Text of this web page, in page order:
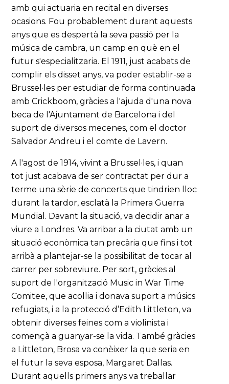
amb qui actuaria en recital en diverses
ocasions. Fou probablement durant aquests
anys que es despertà la seva passió per la
música de cambra, un camp en què en el
futur s'especialitzaria. El 1911, just acabats de
complir els disset anys, va poder establir-se a
Brussel·les per estudiar de forma continuada
amb Crickboom, gràcies a l'ajuda d'una nova
beca de l'Ajuntament de Barcelona i del
suport de diversos mecenes, com el doctor
Salvador Andreu i el comte de Lavern.
A l'agost de 1914, vivint a Brussel·les, i quan
tot just acabava de ser contractat per dur a
terme una sèrie de concerts que tindrien lloc
durant la tardor, esclatà la Primera Guerra
Mundial. Davant la situació, va decidir anar a
viure a Londres. Va arribar a la ciutat amb un
situació econòmica tan precària que fins i tot
arribà a plantejar-se la possibilitat de tocar al
carrer per sobreviure. Per sort, gràcies al
suport de l'organització Music in War Time
Comitee, que acollia i donava suport a músics
refugiats, i a la protecció d’Edith Littleton, va
obtenir diverses feines com a violinista i
començà a guanyar-se la vida. També gràcies
a Littleton, Brosa va conèixer la que seria en
el futur la seva esposa, Margaret Dallas.
Durant aquells primers anys va treballar